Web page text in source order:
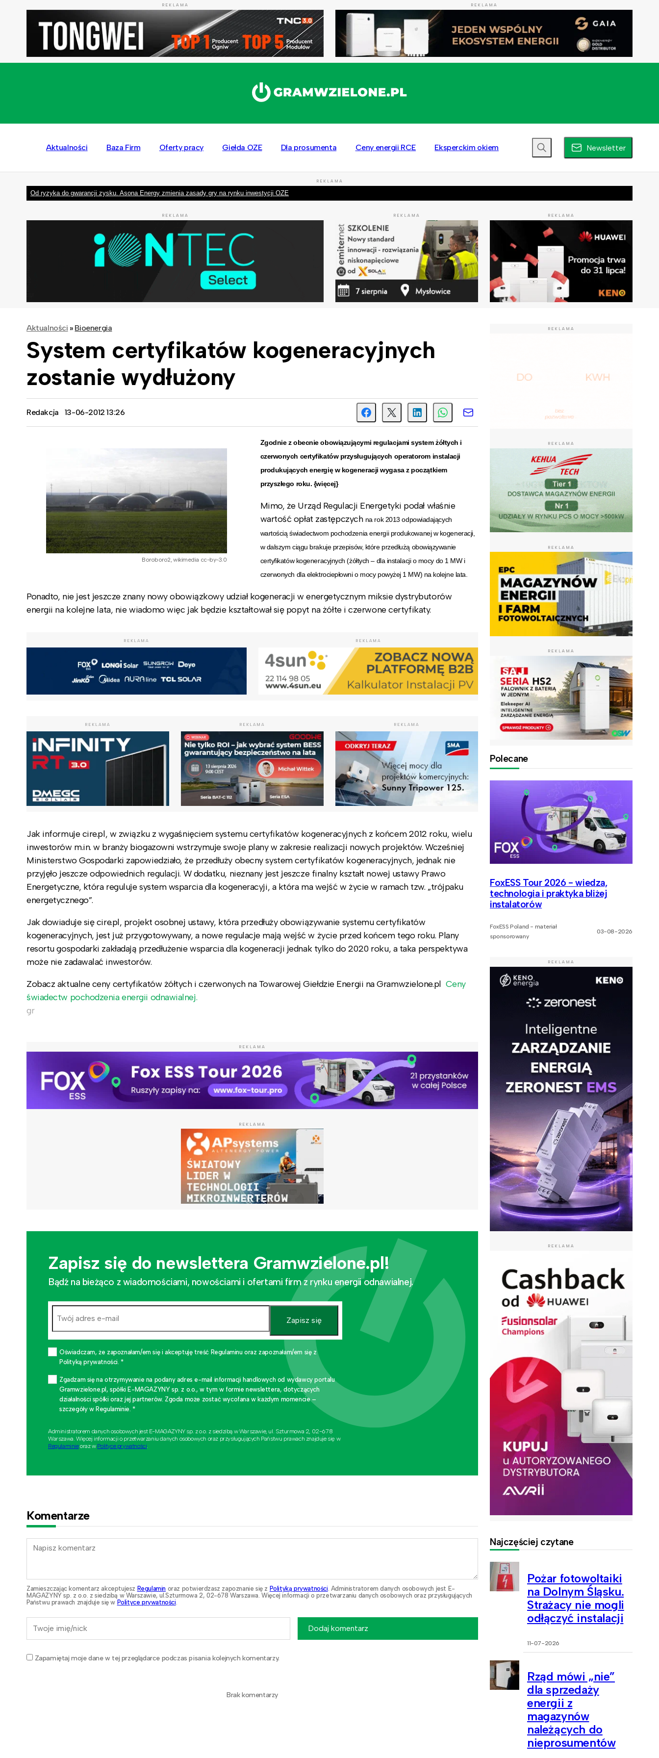
REKLAMA REKLAMA
Aktualności Baza Firm Oferty pracy Giełda OZE Dla prosumenta Ceny energii RCE Eksperckim okiem Newsletter
REKLAMA
Od ryzyka do gwarancji zysku. Asona Energy zmienia zasady gry na rynku inwestycji OZE
REKLAMA REKLAMA REKLAMA
Aktualności » Bioenergia
System certyfikatów kogeneracyjnych
zostanie wydłużony
Redakcja 13-06-2012 13:26
Boroboro2, wikimedia cc-by-3.0
Zgodnie z obecnie obowiązującymi regulacjami system żółtych i
czerwonych certyfikatów przysługujących operatorom instalacji
produkujących energię w kogeneracji wygasa z początkiem
przyszłego roku. {więcej}
Mimo, że Urząd Regulacji Energetyki podał właśnie
wartość opłat zastępczych na rok 2013odpowiadających
wartością świadectwom pochodzenia energii produkowanej w kogeneracji,
w dalszym ciągu brakuje przepisów, które przedłużą obowiązywanie
certyfikatów kogeneracyjnych (żółtych – dla instalacji o mocy do 1 MW i
czerwonych dla elektrociepłowni o mocy powyżej 1 MW) na kolejne lata.
Ponadto, nie jest jeszcze znany nowy obowiązkowy udział kogeneracji w energetycznym miksie dystrybutorów
energii na kolejne lata, nie wiadomo więc jak będzie kształtował się popyt na żółte i czerwone certyfikaty.
REKLAMA REKLAMA
REKLAMA REKLAMA REKLAMA
Jak informuje cire.pl, w związku z wygaśnięciem systemu certyfikatów kogeneracyjnych z końcem 2012 roku, wielu
inwestorów m.in. w branży biogazowni wstrzymuje swoje plany w zakresie realizacji nowych projektów. Wcześniej
Ministerstwo Gospodarki zapowiedziało, że przedłuży obecny system certyfikatów kogeneracyjnych, jednak nie
przyjęło jeszcze odpowiednich regulacji. W dodatku, nieznany jest jeszcze finalny kształt nowej ustawy Prawo
Energetyczne, która reguluje system wsparcia dla kogeneracyji, a która ma wejść w życie w ramach tzw. „trójpaku
energetycznego”.
Jak dowiaduje się cire.pl, projekt osobnej ustawy, która przedłuży obowiązywanie systemu certyfikatów
kogeneracyjnych, jest już przygotowywany, a nowe regulacje mają wejść w życie przed końcem tego roku. Plany
resortu gospodarki zakładają przedłużenie wsparcia dla kogeneracji jednak tylko do 2020 roku, a taka perspektywa
może nie zadawalać inwestorów.
Zobacz aktualne ceny certyfikatów żółtych i czerwonych na Towarowej Giełdzie Energii na Gramwzielone.pl Ceny
świadectw pochodzenia energii odnawialnej.
gr
REKLAMA
REKLAMA
Zapisz się do newslettera Gramwzielone.pl!
Bądź na bieżąco z wiadomościami, nowościami i ofertami firm z rynku energii odnawialnej.
Zapisz się
Oświadczam, że zapoznałam/em się i akceptuję treść Regulaminu oraz zapoznałam/em się z
Polityką prywatności. *
Zgadzam się na otrzymywanie na podany adres e-mail informacji handlowych od wydawcy portalu
Gramwzielone.pl, spółki E-MAGAZYNY sp. z o.o., w tym w formie newslettera, dotyczących
działalności spółki oraz jej partnerów. Zgoda może zostać wycofana w każdym momencie –
szczegóły w Regulaminie. *
Administratorem danych osobowych jest E-MAGAZYNY sp. z o.o. z siedzibą w Warszawie, ul. Szturmowa 2, 02-678
Warszawa. Więcej informacji o przetwarzaniu danych osobowych oraz przysługujących Państwu prawach znajduje się w
Regulaminieoraz w Polityce prywatności
Komentarze
Zamieszczając komentarz akceptujesz Regulamin oraz potwierdzasz zapoznanie się z Polityką prywatności . Administratorem danych osobowych jest E-
MAGAZYNY sp. z o.o. z siedzibą w Warszawie, ul.Szturmowa 2, 02-678 Warszawa. Więcej informacji o przetwarzaniu danych osobowych oraz przysługujących
Państwu prawach znajduje się w Polityce prywatności
Zapamiętaj moje dane w tej przeglądarce podczas pisania kolejnych komentarzy.
Dodaj komentarz
Brak komentarzy
REKLAMA
REKLAMA
REKLAMA
REKLAMA
Polecane
FoxESS Tour 2026 - wiedza,
technologia i praktyka bliżej
instalatorów
FoxESS Poland - materiał
sponsorowany
03-08-2026
REKLAMA
REKLAMA
Najczęściej czytane
Pożar fotowoltaiki
na Dolnym Śląsku.
Strażacy nie mogli
odłączyć instalacji
11-07-2026
Rząd mówi „nie”
dla sprzedaży
energii z
magazynów
należących do
nieprosumentów